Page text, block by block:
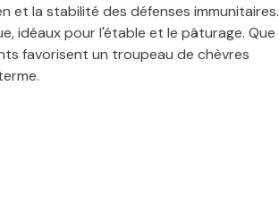
et la stabilité des défenses immunitaires.
idéaux pour l'étable et le pâturage. Que
favorisent un troupeau de chèvres